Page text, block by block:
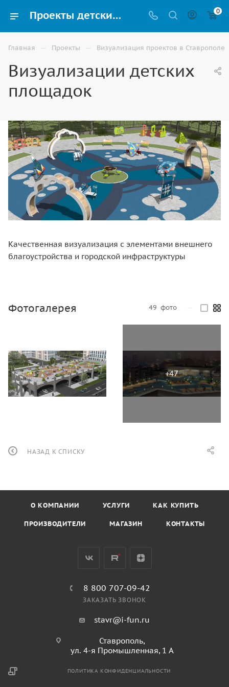
Проекты детских площадок и примеры благоустройств с планом по ГОСТ 0
Главная — Проекты — Визуализация проектов в Ставрополе
Визуализации детских
площадок
Качественная визуализация с элементами внешнего
благоустройства и городской инфраструктуры
Фотогалерея 49 фото
НАЗАД К СПИСКУ
О КОМПАНИИ УСЛУГИ КАК КУПИТЬ
ПРОИЗВОДИТЕЛИ МАГАЗИН КОНТАКТЫ
8 800 707-09-42
ЗАКАЗАТЬ ЗВОНОК
stavr@i-fun.ru
Ставрополь,
ул. 4-я Промышленная, 1 А
ПОЛИТИКА КОНФИДЕНЦИАЛЬНОСТИ